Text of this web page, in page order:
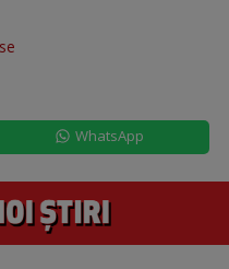
WhatsApp